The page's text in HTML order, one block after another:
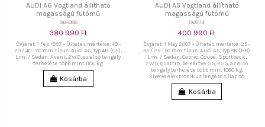
AUDI A6 Vogtland állítható
magasságú futómű
968388
380 990 Ft
Évjárat: 1 Feb 1997 - Ültetés mértéke: 40 -
70 / 40 - 70 mm Típus: Audi A6, Typ 4B (C5),
Lim. / Sedan, Avant, 2WD, az első tengely
terhelése több mint 1100 kg
Kosárba
AUDI A5 Vogtland állítható
magasságú futómű
968114
400 990 Ft
Évjárat: 1 May 2007 - Ültetés mértéke: 25 -
55 / 25 - 50 mm Típus: Audi A5, Typ 8K (B8)
Lim. / Sedan, Cabrio, Coupé, Sportback,
2WD, Quattro, beleértve S5, RS5, az első
tengely terhelése több mint 1080 kg,
kivéve elektronikus lengéscsillapító
Kosárba